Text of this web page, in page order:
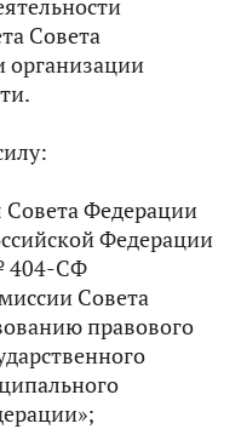
Совета
организации
Федерации
Федерации
404-СФ
Совета
правового